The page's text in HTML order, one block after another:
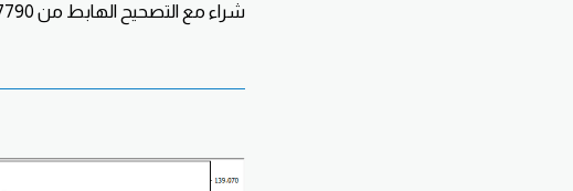
شراء مع التصحيح الهابط من 1.7790 الوقف 1.7680 الهدف 100 - 150 نقطه.